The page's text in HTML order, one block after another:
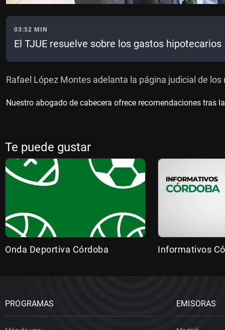
03:52 MIN
El TJUE resuelve sobre los gastos hipotecarios
Rafael López Montes adelanta la página judicial de
Nuestro abogado de cabecera ofrece recomendaciones tras
Te puede gustar
Onda Deportiva Córdoba Informativos
PROGRAMAS EMISORAS